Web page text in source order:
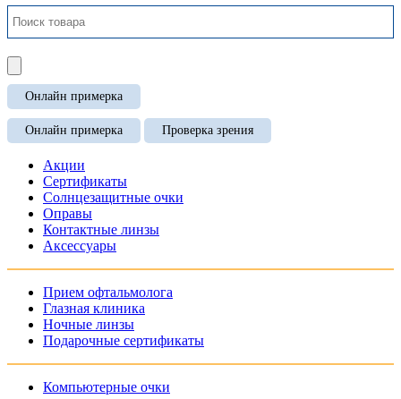
Онлайн примерка
Онлайн примерка Проверка зрения
Акции
Сертификаты
Солнцезащитные очки
Оправы
Контактные линзы
Аксессуары
Прием офтальмолога
Глазная клиника
Ночные линзы
Подарочные сертификаты
Компьютерные очки